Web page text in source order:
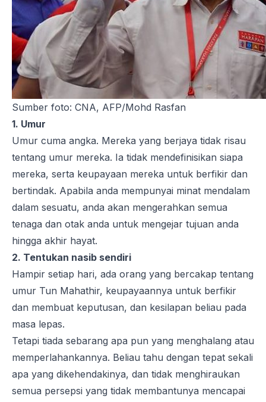
Sumber foto: CNA, AFP/Mohd Rasfan
1. Umur
Umur cuma angka. Mereka yang berjaya tidak risau
tentang umur mereka. Ia tidak mendefinisikan siapa
mereka, serta keupayaan mereka untuk berfikir dan
bertindak. Apabila anda mempunyai minat mendalam
dalam sesuatu, anda akan mengerahkan semua
tenaga dan otak anda untuk mengejar tujuan anda
hingga akhir hayat.
2. Tentukan nasib sendiri
Hampir setiap hari, ada orang yang bercakap tentang
umur Tun Mahathir, keupayaannya untuk berfikir
dan membuat keputusan, dan kesilapan beliau pada
masa lepas.
Tetapi tiada sebarang apa pun yang menghalang atau
memperlahankannya. Beliau tahu dengan tepat sekali
apa yang dikehendakinya, dan tidak menghiraukan
semua persepsi yang tidak membantunya mencapai